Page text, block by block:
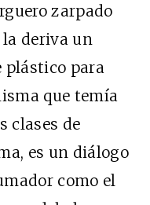
zarpado
deriva un
plástico para
que temía
clases de
es un diálogo
como el